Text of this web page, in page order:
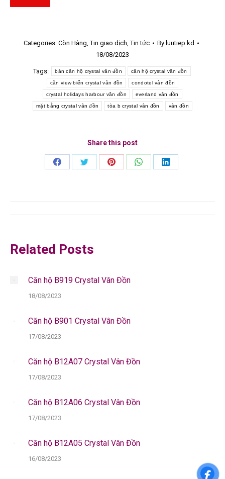
Categories: Còn Hàng,Tin giao dịch,Tin tức By luutiep.kd
18/08/2023
Tags: bán căn hộ crystal vân đồn căn hộ crystal vân đồn
căn view biển crystal vân đồn condotel vân đồn
crystal holidays harbour vân đồn everland vân đồn
mặt bằng crystal vân đồn tòa b crystal vân đồn vân đồn
Share this post
Share
Share
Share
Share
Share
Post
navigation
Related Posts
Căn hộ B919 Crystal Vân Đồn
18/08/2023
Căn hộ B901 Crystal Vân Đồn
17/08/2023
Căn hộ B12A07 Crystal Vân Đồn
17/08/2023
Căn hộ B12A06 Crystal Vân Đồn
17/08/2023
Căn hộ B12A05 Crystal Vân Đồn
16/08/2023